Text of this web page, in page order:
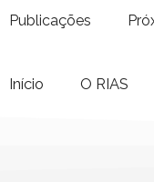
Publicações
Início O RIAS